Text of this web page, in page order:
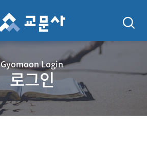
Gyomoon Login
로그인